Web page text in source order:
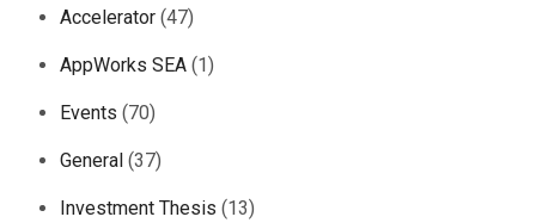
Accelerator (47)
AppWorks SEA (1)
Events (70)
General (37)
Investment Thesis (13)